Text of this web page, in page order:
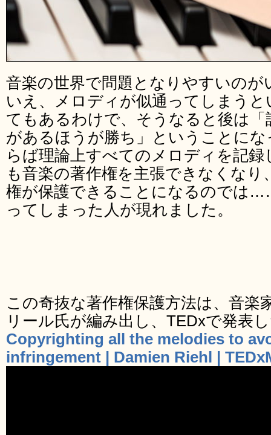
音楽の世界で問題となりやすいのが
いえ、メロディが似通ってしまう
てもあるわけで、そうなると後は
があるほうが勝ち」ということに
らば理論上すべてのメロディを記
も音楽の著作権を主張できなくな
権が保護できることになるのでは
ってしまった人が現れました。
この奇抜な著作権保護方法は、音楽
リール氏が編み出し、TEDxで発表
Copyrighting all the melodies to
infringement | Damien Riehl |